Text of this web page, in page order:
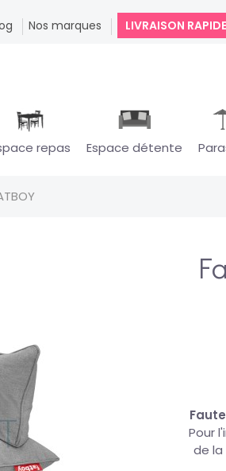
Nos marques LIVRAISON RAPIDE
repas Espace détente
Pour
de la